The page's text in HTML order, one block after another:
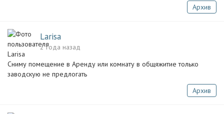
Архив
Larisa
2 года назад
Сниму помещение в Аренду или комнату в общяжитие только
заводскую не предлогать
Архив